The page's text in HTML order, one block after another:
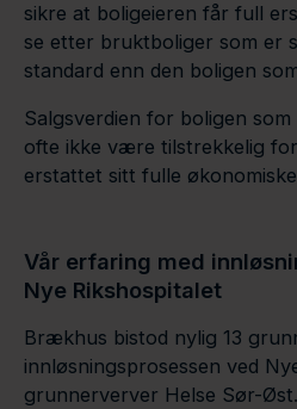
sikre at boligeieren får full
se etter bruktboliger som er
standard enn den boligen
Salgsverdien for boligen
ofte ikke være tilstrekkelig
erstattet sitt fulle
Vår erfaring med
Nye Rikshospitalet
Brækhus bistod nylig 13
innløsningsprosessen ved
grunnerverver Helse Sør-